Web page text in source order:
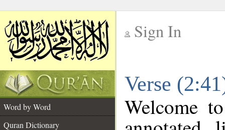
Sign In
Verse
Word by Word
Quran Dictionary
Welcome